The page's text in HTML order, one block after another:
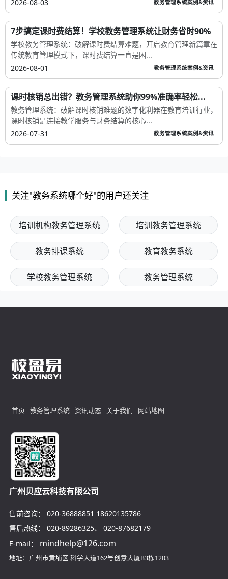
2026-08-03
教务管理系统案例&资讯
7步搞定课时费结算！学校教务管理系统让财务省时90%
学校教务管理系统：破解课时费结算难题，开启教育管理新篇章在
传统教育管理模式下，课时费结算一直是困...
2026-08-01
教务管理系统案例&资讯
课时核销总出错？教务管理系统助你99%准确率轻松...
教务管理系统：破解课时核销难题的数字化利器在教育培训行业，
课时核销是连接教学服务与财务结算的核心...
2026-07-31
教务管理系统案例&资讯
关注"教务系统哪个好"的用户还关注
培训机构教务管理系统 培训教务管理系统
教务排课系统 教育教务系统
学校教务管理系统 教务管理系统
首页 教务管理系统 资讯动态 关于我们 网站地图
广州贝应云科技有限公司
售前咨询： 020-36888851 18620135786
售后热线：
020-89286325、 020-87682179
E-mail：
mindhelp@126.com
地址：广州市黄埔区 科学大道162号创意大厦B3栋1203